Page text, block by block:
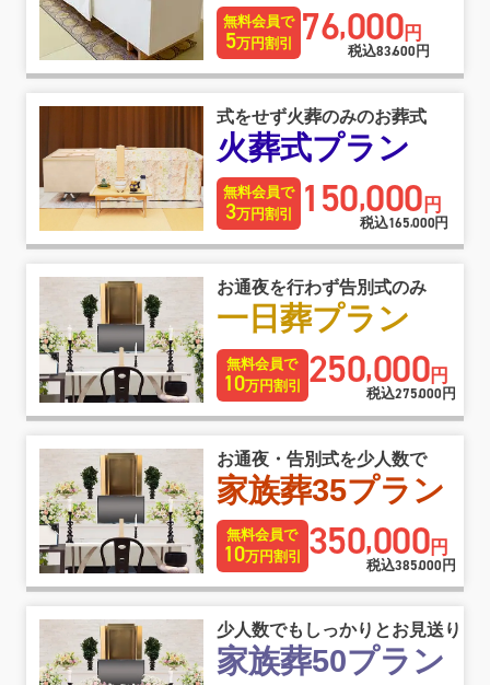
無料会員で
5万円割引 76,000円
税込83,600 円
式をせず火葬のみのお葬式
火葬式プラン
無料会員で
3万円割引 150,000 円
税込165,000円
お通夜を行わず告別式のみ
一日葬プラン
無料会員で
10万円割引 250,000円
税込275,000 円
お通夜・告別式を少人数で
家族葬35プラン
無料会員で
10万円割引 350,000円
税込385,000円
少人数でもしっかりとお見送り
家族葬50プラン